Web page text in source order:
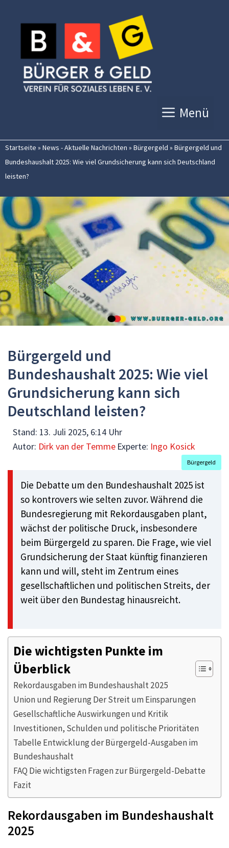
Inhalt
springen
Menü
Startseite » News - Aktuelle Nachrichten » Bürgergeld » Bürgergeld und
Bundeshaushalt 2025: Wie viel Grundsicherung kann sich Deutschland
leisten?
Bürgergeld und
Bundeshaushalt 2025: Wie viel
Grundsicherung kann sich
Deutschland leisten?
Stand: 13. Juli 2025, 6:14 Uhr
Autor: Dirk van der Temme Experte: Ingo Kosick
Bürgergeld
Die Debatte um den Bundeshaushalt 2025 ist
so kontrovers wie selten zuvor. Während die
Bundesregierung mit Rekordausgaben plant,
wächst der politische Druck, insbesondere
beim Bürgergeld zu sparen. Die Frage, wie viel
Grundsicherung der Staat künftig finanzieren
kann und will, steht im Zentrum eines
gesellschaftlichen und politischen Streits, der
weit über den Bundestag hinausreicht.
Die wichtigsten Punkte im
Überblick
Rekordausgaben im Bundeshaushalt 2025
Union und Regierung Der Streit um Einsparungen
Gesellschaftliche Auswirkungen und Kritik
Investitionen, Schulden und politische Prioritäten
Tabelle Entwicklung der Bürgergeld-Ausgaben im
Bundeshaushalt
FAQ Die wichtigsten Fragen zur Bürgergeld-Debatte
Fazit
Rekordausgaben im Bundeshaushalt
2025